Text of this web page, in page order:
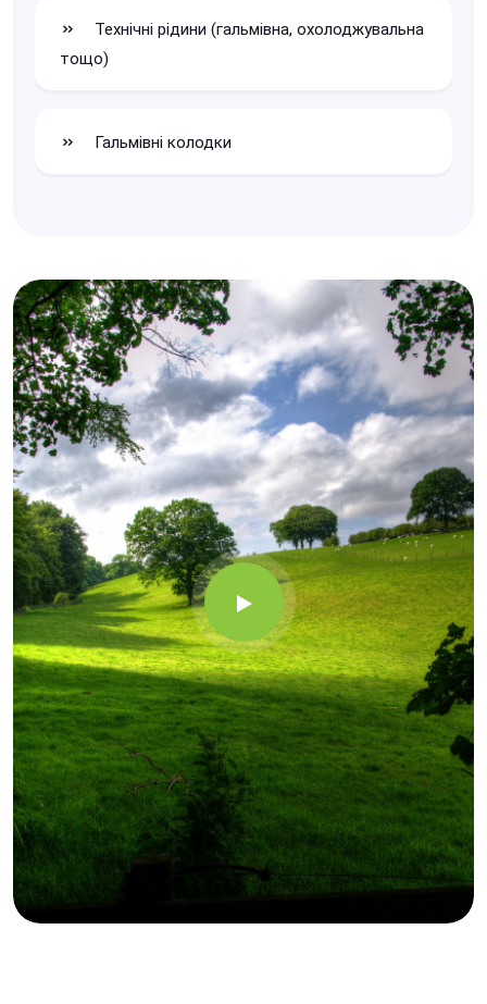
Технічні рідини (гальмівна, охолоджувальна
тощо)
Гальмівні колодки